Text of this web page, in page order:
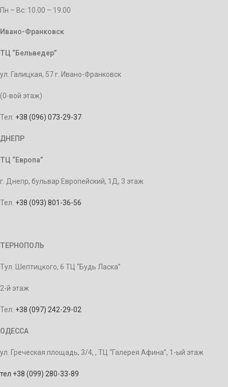
Пн – Bc: 10.00 – 19.00
Ивано-Франковск
ТЦ “Бельведер”
ул. Галицкая, 57 г. Ивано-Франковск
(0-вой этаж)
Тел: +38 (096) 073-29-37
ДНЕПР
ТЦ “Европа”
г. Днепр, бульвар Европейский, 1Д, 3 этаж
Тел. +38 (093) 801-36-56
ТЕРНОПОЛЬ
Тул. Шептицкого, 6 ТЦ “Будь Ласка”
2-й этаж
Тел: +38 (097) 242-29-02
ОДЕССА
ул. Греческая площадь, 3/4, , ТЦ “Галерея Афина”, 1-ый этаж
тел +38 (099) 280-33-89